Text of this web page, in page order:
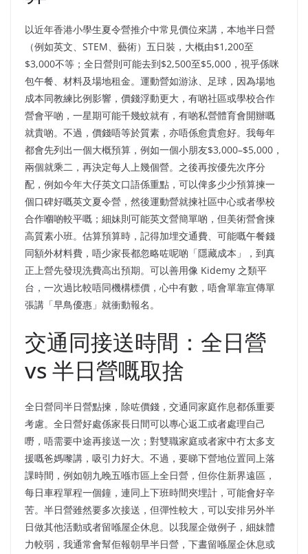
以近年香港小學生夏令營推介中常見價位來講，本地半日營
（例如英文、STEM、藝術）五日裝，大概由$1,200至
$3,000不等；全日營則可能去到$2,500至$5,000，視乎係咪
包午餐、材料及場地租金。運動營如游泳、足球，因為場地
成本同教練比例影響，價錢浮動更大，有啲社區或學校合作
營會平啲，一星期可能千幾蚊就有，有啲私營體育會開辦嘅
就貴啲。不過，價錢唔等於質素，亦唔係愈貴愈好。我每年
都會先列出一個大概預算，例如一個小朋友$3,000–$5,000，
兩個就乘二，再決定每人上幾個營。之後再按優先次序分
配，例如今年大仔英文口語係重點，可以俾多少少預算揀一
個口碑好嘅英文夏令營，然後運動營就揀社區中心或者學校
合作嗰啲較平嘅；細妹則可能英文營簡單啲，但美術營會揀
高質素小班。估算預算時，記得加埋交通費、可能嘅午餐錢
同額外材料費，唔少家長都忽略咗呢啲「隱藏成本」，到真
正上營先發現洗費高出預期。可以善用像 Kidemy 之類平
台，一次過比較唔同機構標價，心中有數，唔會單靠宣傳單
張講「早鳥優惠」就衝動報名。
交通同接送時間：全日營
vs 半日營嘅取捨
全日營同半日營點揀，除咗價錢，交通同家庭作息都係重要
考慮。全日營好處係家長日間可以專心返工或者處理自己
嘢，唔需要中途再接送一次；對雙職家庭或者家中冇太多支
援嘅爸媽嚟講，吸引力好大。不過，要睇下營地位置同上落
課時間，例如朝九晚五喺市區上全日營，但你住新界遠區，
每日車程單程一個鐘，連同上下班時間夾埋計，可能會好辛
苦。半日營雖然要多次接送，但彈性較大，可以安排另外半
日做其他活動或者留喺屋企休息。以我屋企做例子，細妹體
力較弱，我通常會幫佢報朝早半日營，下晝留喺屋企休息或